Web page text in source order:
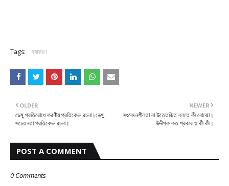
Tags: ব্যাকরণ
NEWER
সংবেদনশীলতা বা উত্তেজিত বলতে কী বোঝো।
উদ্দীপক কত প্রকার ও কী কী।
OLDER
ডেঙ্গু প্রতিরোধে করণীয় প্রতিবেদন রচনা।ডেঙ্গু
সচেতনতা প্রতিবেদন রচনা।
POST A COMMENT
0 Comments